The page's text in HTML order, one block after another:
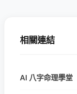
相關連結
AI 八字命理學堂